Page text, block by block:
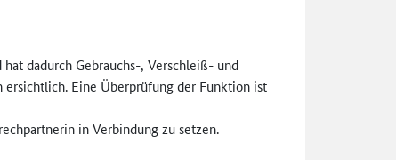
dadurch Gebrauchs-, Verschleiß- und
Eine Überprüfung der Funktion ist
in Verbindung zu setzen.